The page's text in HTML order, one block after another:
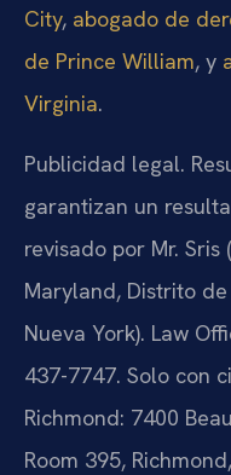
City, abogado de
de Prince William, y
Virginia.
Publicidad legal.
garantizan un
revisado por Mr.
Maryland, Distrito
Nueva York). Law
437-7747. Solo con
Richmond: 7400
Room 395,